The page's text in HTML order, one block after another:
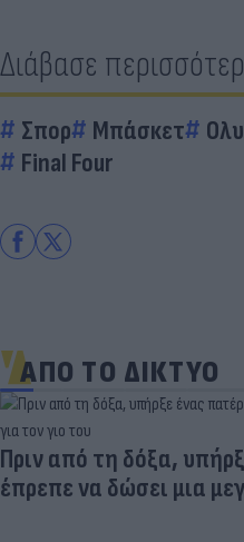
Διάβασε
Σπορ Μπάσκετ
Final Four
ΑΠΟ ΤΟ ΔΙΚΤΥΟ
Στα σχοινιά ο Ινφαντίνο:
ζητούν ανεξάρτητη